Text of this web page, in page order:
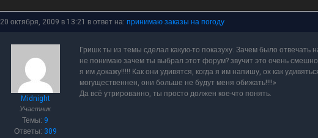
20 октября, 2009 в 13:21 в ответ на: принимаю заказы на погоду
Midnight
Участник
Темы: 9
Ответы: 309
Гришк ты из темы сделал какую-то показуху. Зачем было отвечать
не понимаю зачем ты выбрал этот форум? звучит это очень
я им докажу!!!!! Как они удивятся, когда я им напишу, ох как
могущественнен, они больше не будут меня обижать!!!!»
Да всё утрированно, ты просто должен кое-что понять.